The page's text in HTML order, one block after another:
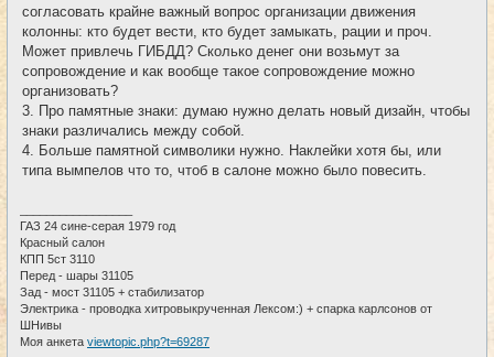
согласовать крайне важный вопрос организации движения
колонны: кто будет вести, кто будет замыкать, рации и проч.
Может привлечь ГИБДД? Сколько денег они возьмут за
сопровождение и как вообще такое сопровождение можно
организовать?
3. Про памятные знаки: думаю нужно делать новый дизайн, чтобы
знаки различались между собой.
4. Больше памятной символики нужно. Наклейки хотя бы, или
типа вымпелов что то, чтоб в салоне можно было повесить.
ГАЗ 24 сине-серая 1979 год
Красный салон
КПП 5ст 3110
Перед - шары 31105
Зад - мост 31105 + стабилизатор
Электрика - проводка хитровыкрученная Лексом:) + спарка карлсонов от
ШНивы
Моя анкета viewtopic.php?t=69287